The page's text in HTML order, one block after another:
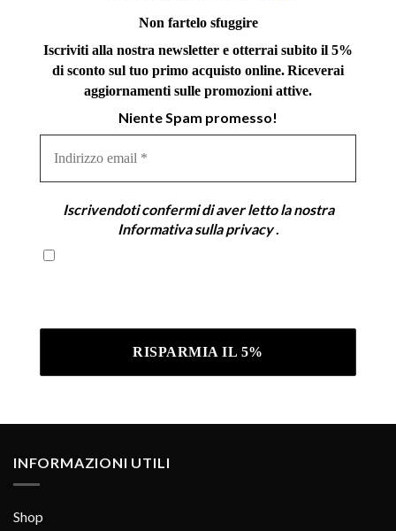
Non fartelo sfuggire
Iscriviti alla nostra newsletter e otterrai subito il 5%
di sconto sul tuo primo acquisto online.Riceverai
aggiornamenti sulle promozioni attive.
Niente Spam promesso!
email
Iscrivendoti confermi di aver letto la nostra
Informativa sulla privacy.
INFORMAZIONI UTILI
Shop